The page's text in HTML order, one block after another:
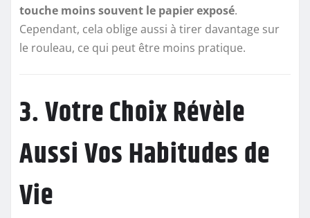
touche moins souvent le papier exposé.
Cependant, cela oblige aussi à tirer davantage sur
le rouleau, ce qui peut être moins pratique.
3. Votre Choix Révèle
Aussi Vos Habitudes de
Vie